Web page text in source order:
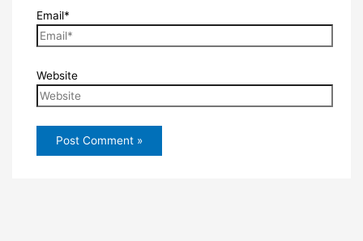
Email*
Website